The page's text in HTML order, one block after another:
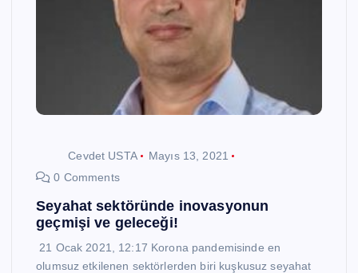
Cevdet USTA
Mayıs 13, 2021
0 Comments
Seyahat sektöründe inovasyonun
geçmişi ve geleceği!
21 Ocak 2021, 12:17 Korona pandemisinde en
olumsuz etkilenen sektörlerden biri kuşkusuz seyahat